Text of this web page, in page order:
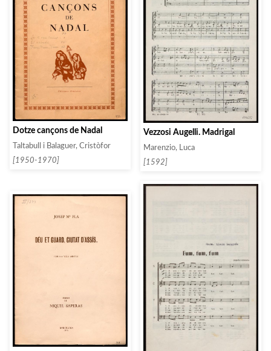
Dotze cançons de Nadal
Taltabull i Balaguer, Cristòfor
[1950-1970]
Vezzosi Augelli. Madrigal
Marenzio, Luca
[1592]